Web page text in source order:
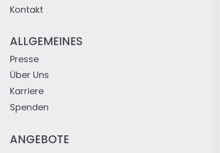
ANGEBOTE
ALLGEMEINES
Spenden
Karriere
Über Uns
Presse
Kontakt